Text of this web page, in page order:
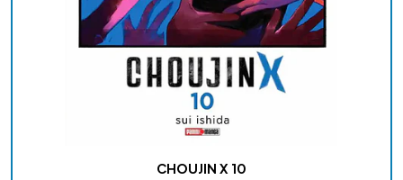
CHOUJIN X 10